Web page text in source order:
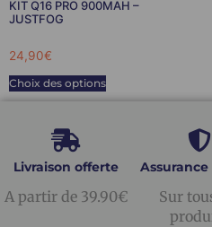
KIT Q16 PRO 900MAH –
JUSTFOG
24,90€
Choix des options
Livraison offerte
A partir de 39.90€
Sur